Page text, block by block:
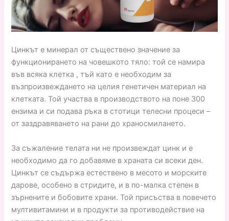
Цинкът е минерал от съществено значение за
функционирането на човешкото тяло: той се намира
във всяка клетка , тъй като е необходим за
възпроизвеждането на целия генетичен материал на
клетката. Той участва в производството на поне 300
ензима и си подава ръка в стотици телесни процеси –
от заздравяването на рани до храносмилането.
За съжаление телата ни не произвеждат цинк и е
необходимо да го добавяме в храната си всеки ден.
Цинкът се съдържа естествено в месото и морските
дарове, особено в стридите, и в по-малка степен в
зърнените и бобовите храни. Той присъства в повечето
мултивитамини и в продукти за противодействие на